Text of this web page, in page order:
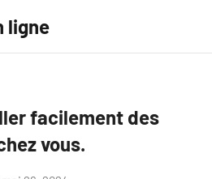
ligne
facilement des
vous.